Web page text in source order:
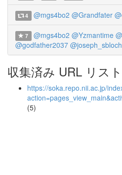
4 @mgs4bo2 @Grandfater
7 @mgs4bo2 @Yzmantime
@godfather2037 @joseph_sbloch
収集済み URL リスト
https://soka.repo.nii.ac.jp/
(5)